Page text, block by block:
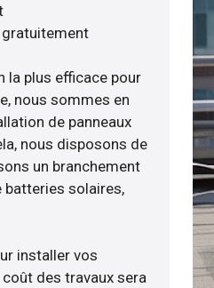
gratuitement
la plus efficace pour
nous sommes en
de panneaux
nous disposons de
un branchement
batteries solaires,
installer vos
des travaux sera